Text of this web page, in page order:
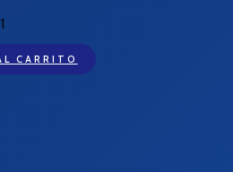
CARRITO